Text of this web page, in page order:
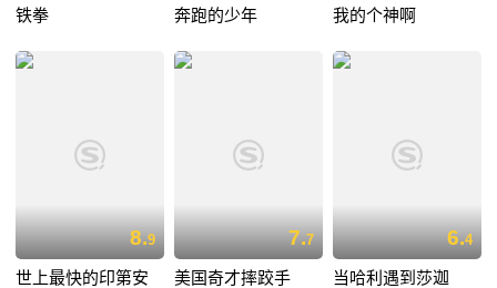
铁拳 奔跑的少年 我的个神啊
8.9
世上最快的印第安
7.7
美国奇才摔跤手
6.4
当哈利遇到莎迦